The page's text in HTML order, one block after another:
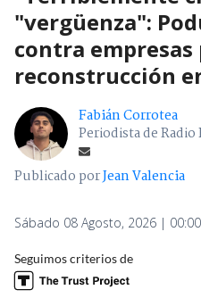
"vergüenza":
contra empresas
reconstrucción
Fabián Corrotea
Periodista de
Publicado porJean Valencia
Sábado 08 Agosto, 2026 | 00:00
Seguimos criterios de